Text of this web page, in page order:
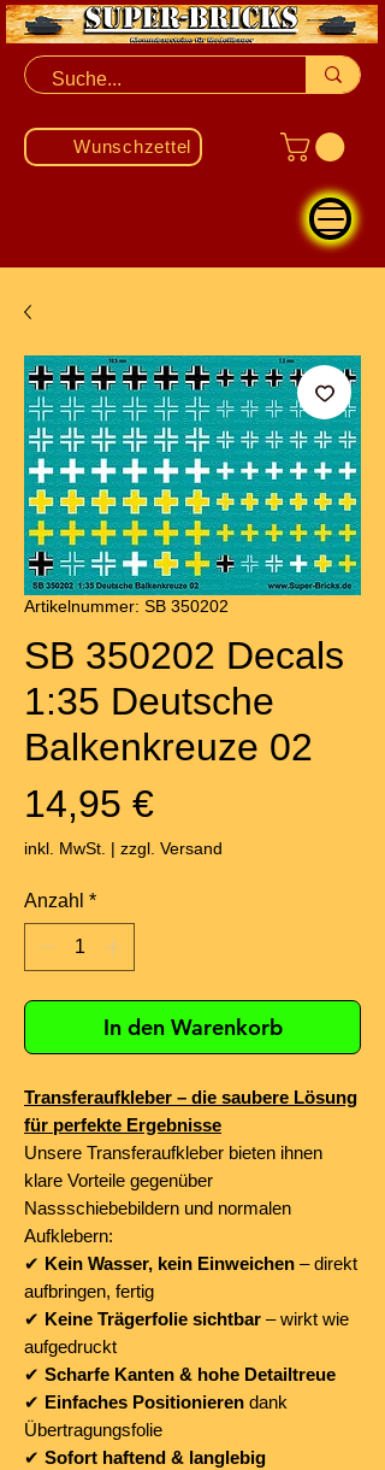
Wunschzettel
Artikelnummer: SB 350202
SB 350202 Decals
1:35 Deutsche
Balkenkreuze 02
14,95 €Preis
inkl. MwSt. | zzgl. Versand
Anzahl *
In den Warenkorb
Transferaufkleber – die saubere Lösung
für perfekte Ergebnisse
Unsere Transferaufkleber bieten ihnen
klare Vorteile gegenüber
Nassschiebebildern und normalen
Aufklebern:
✔ Kein Wasser, kein Einweichen – direkt
aufbringen, fertig
✔ Keine Trägerfolie sichtbar – wirkt wie
aufgedruckt
✔ Scharfe Kanten & hohe Detailtreue
✔ Einfaches Positionieren dank
Übertragungsfolie
✔ Sofort haftend & langlebig